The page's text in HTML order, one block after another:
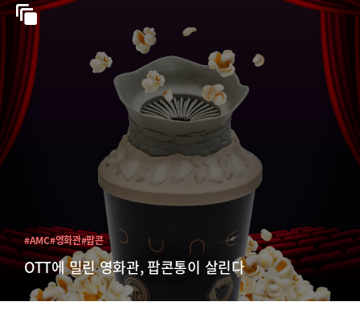
OTT에 밀린 영화관, 팝콘통이 살린다
#AMC#영화관#팝콘